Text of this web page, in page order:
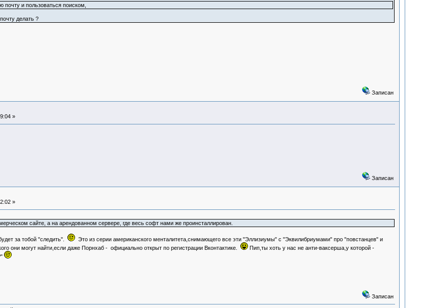
и пользоваться поиском,
делать ?
Записан
»
Записан
»
сайте, а на арендованном сервере, где весь софт нами же проинсталлирован.
за тобой "следить".
Это из серии американского менталитета,снимающего все эти "Эллизиумы" с "Эквилибриумами" про "повстанцев" и
они могут найти,если даже Порнхаб - официально открыт по регистрации Вконтактике.
Пип,ты хоть у нас не анти-ваксерша,у которой -
Записан